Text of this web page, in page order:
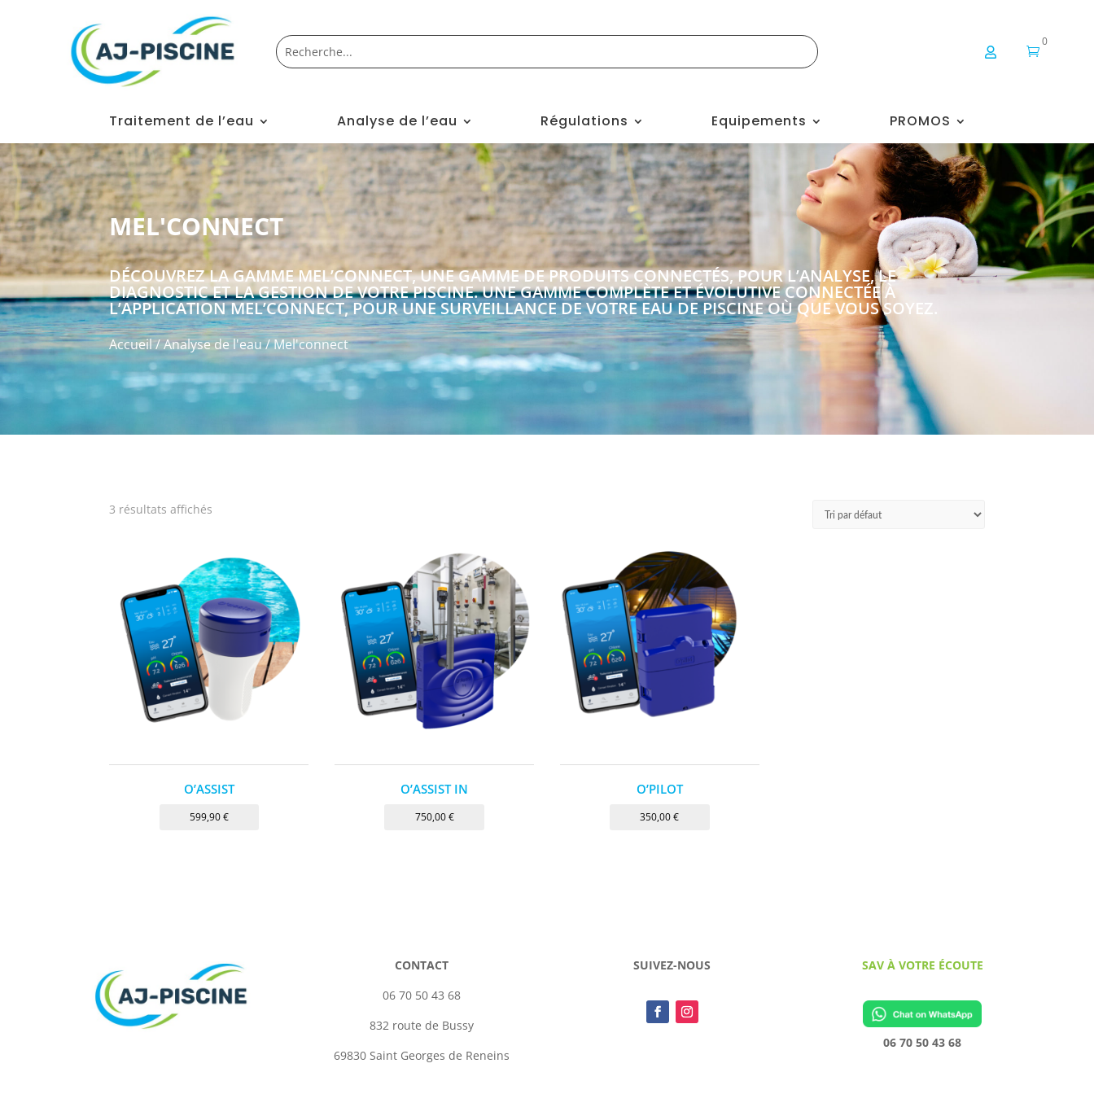
 
0
Traitement de l’eau Analyse de l’eau Régulations Equipements PROMOS
MEL'CONNECT
DÉCOUVREZ LA GAMME MEL’CONNECT, UNE GAMME DE PRODUITS CONNECTÉS, POUR L’ANALYSE, LE
DIAGNOSTIC ET LA GESTION DE VOTRE PISCINE. UNE GAMME COMPLÈTE ET ÉVOLUTIVE CONNECTÉE À
L’APPLICATION MEL’CONNECT, POUR UNE SURVEILLANCE DE VOTRE EAU DE PISCINE OÙ QUE VOUS SOYEZ.
Accueil/Analyse de l'eau/ Mel'connect
3 résultats affichés
O’ASSIST
599,90€
O’ASSIST IN
750,00€
O’PILOT
350,00€
CONTACT
06 70 50 43 68
832 route de Bussy
69830 Saint Georges de Reneins
SUIVEZ-NOUS SAV À VOTRE ÉCOUTE
06 70 50 43 68